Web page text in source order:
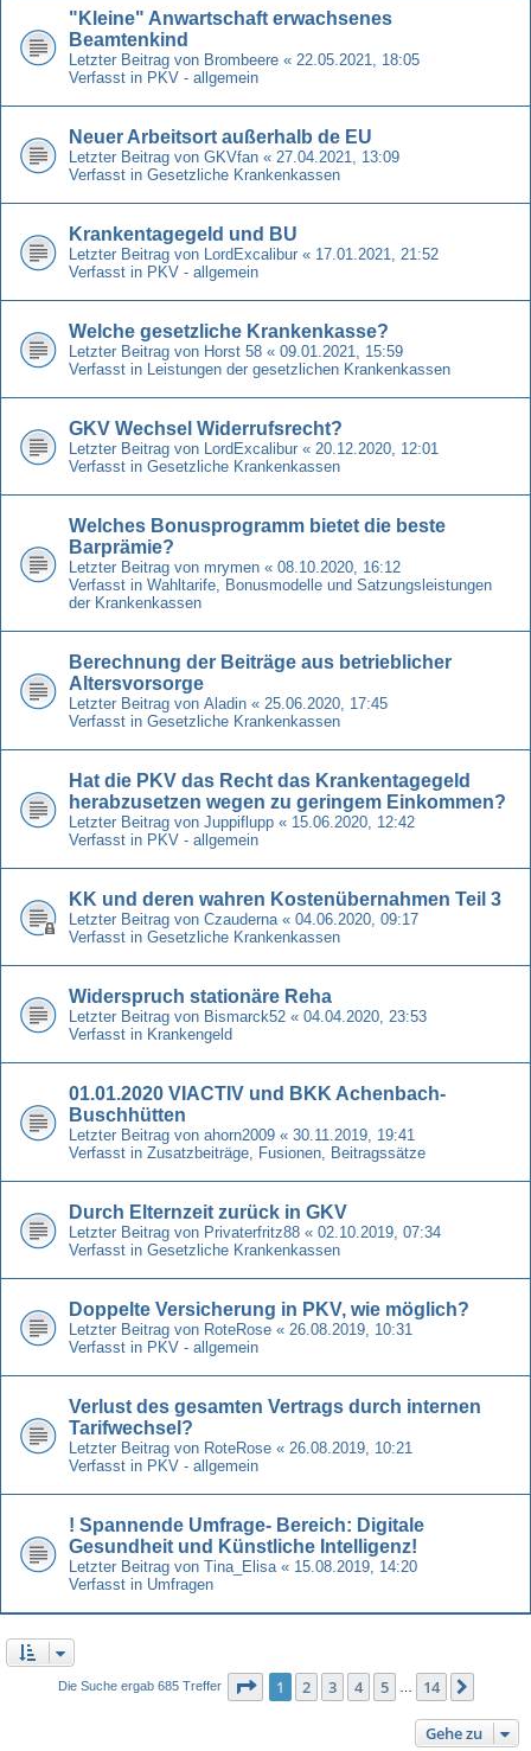
"Kleine" Anwartschaft erwachsenes
Beamtenkind
Letzter Beitrag von Brombeere « 22.05.2021, 18:05
Verfasst in PKV - allgemein
Neuer Arbeitsort außerhalb de EU
Letzter Beitrag von GKVfan « 27.04.2021, 13:09
Verfasst in Gesetzliche Krankenkassen
Krankentagegeld und BU
Letzter Beitrag von LordExcalibur « 17.01.2021, 21:52
Verfasst in PKV - allgemein
Welche gesetzliche Krankenkasse?
Letzter Beitrag von Horst 58 « 09.01.2021, 15:59
Verfasst in Leistungen der gesetzlichen Krankenkassen
GKV Wechsel Widerrufsrecht?
Letzter Beitrag von LordExcalibur « 20.12.2020, 12:01
Verfasst in Gesetzliche Krankenkassen
Welches Bonusprogramm bietet die beste
Barprämie?
Letzter Beitrag von mrymen « 08.10.2020, 16:12
Verfasst in Wahltarife, Bonusmodelle und Satzungsleistungen
der Krankenkassen
Berechnung der Beiträge aus betrieblicher
Altersvorsorge
Letzter Beitrag von Aladin « 25.06.2020, 17:45
Verfasst in Gesetzliche Krankenkassen
Hat die PKV das Recht das Krankentagegeld
herabzusetzen wegen zu geringem Einkommen?
Letzter Beitrag von Juppiflupp « 15.06.2020, 12:42
Verfasst in PKV - allgemein
KK und deren wahren Kostenübernahmen Teil 3
Letzter Beitrag von Czauderna « 04.06.2020, 09:17
Verfasst in Gesetzliche Krankenkassen
Widerspruch stationäre Reha
Letzter Beitrag von Bismarck52 « 04.04.2020, 23:53
Verfasst in Krankengeld
01.01.2020 VIACTIV und BKK Achenbach-
Buschhütten
Letzter Beitrag von ahorn2009 « 30.11.2019, 19:41
Verfasst in Zusatzbeiträge, Fusionen, Beitragssätze
Durch Elternzeit zurück in GKV
Letzter Beitrag von Privaterfritz88 « 02.10.2019, 07:34
Verfasst in Gesetzliche Krankenkassen
Doppelte Versicherung in PKV, wie möglich?
Letzter Beitrag von RoteRose « 26.08.2019, 10:31
Verfasst in PKV - allgemein
Verlust des gesamten Vertrags durch internen
Tarifwechsel?
Letzter Beitrag von RoteRose « 26.08.2019, 10:21
Verfasst in PKV - allgemein
! Spannende Umfrage- Bereich: Digitale
Gesundheit und Künstliche Intelligenz!
Letzter Beitrag von Tina_Elisa « 15.08.2019, 14:20
Verfasst in Umfragen
Die Suche ergab 685 Treffer Seite 1von 14
1 2 3 4 5 14
Gehe zu